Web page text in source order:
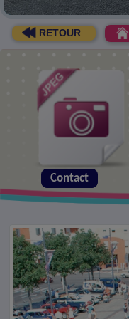
RETOUR
Contact